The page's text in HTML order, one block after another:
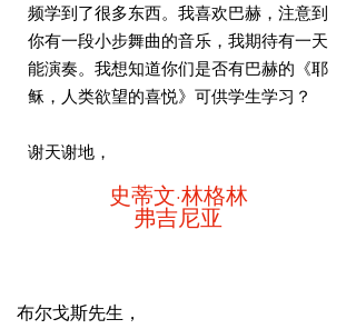
频学到了很多东西。我喜欢巴赫，注意到
你有一段小步舞曲的音乐，我期待有一天
能演奏。我想知道你们是否有巴赫的《耶
稣，人类欲望的喜悦》可供学生学习？
谢天谢地，
史蒂文·林格林
弗吉尼亚
布尔戈斯先生，